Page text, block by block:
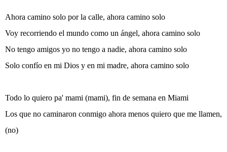
Ahora camino solo por la calle, ahora camino solo
Voy recorriendo el mundo como un ángel, ahora camino solo
No tengo amigos yo no tengo a nadie, ahora camino solo
Solo confío en mi Dios y en mi madre, ahora camino solo
Todo lo quiero pa' mami (mami), fin de semana en Miami
Los que no caminaron conmigo ahora menos quiero que me llamen,
(no)